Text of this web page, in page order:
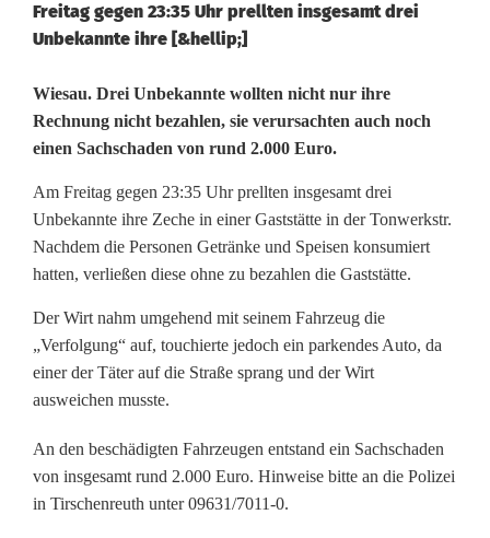
Freitag gegen 23:35 Uhr prellten insgesamt drei
Unbekannte ihre [&hellip;]
P
o
l
i
z
e
i
s
c
h
Wiesau. Drei Unbekannte wollten nicht nur ihre
Rechnung nicht bezahlen, sie verursachten auch noch
einen Sachschaden von rund 2.000 Euro.
Am Freitag gegen 23:35 Uhr prellten insgesamt drei
Unbekannte ihre Zeche in einer Gaststätte in der Tonwerkstr.
Nachdem die Personen Getränke und Speisen konsumiert
hatten, verließen diese ohne zu bezahlen die Gaststätte.
Der Wirt nahm umgehend mit seinem Fahrzeug die
„Verfolgung“ auf, touchierte jedoch ein parkendes Auto, da
einer der Täter auf die Straße sprang und der Wirt
ausweichen musste.
An den beschädigten Fahrzeugen entstand ein Sachschaden
von insgesamt rund 2.000 Euro. Hinweise bitte an die Polizei
in Tirschenreuth unter 09631/7011-0.